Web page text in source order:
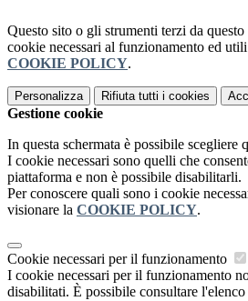
Questo sito o gli strumenti terzi da
cookie necessari al funzionamento ed
COOKIE POLICY.
Personalizza Rifiuta tutti i cookies
Gestione cookie
In questa schermata è possibile scegliere
I cookie necessari sono quelli che
piattaforma e non è possibile disabilitarli.
Per conoscere quali sono i cookie
visionare la COOKIE POLICY.
Cookie necessari per il funzionamento
I cookie necessari per il funzionamento
disabilitati. È possibile consultare